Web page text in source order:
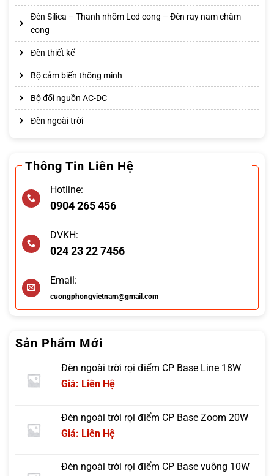
Đèn Silica – Thanh nhôm Led cong – Đèn ray nam châm
cong
Đèn thiết kế
Bộ cảm biến thông minh
Bộ đổi nguồn AC-DC
Đèn ngoài trời
Thông Tin Liên Hệ
Hotline:
0904 265 456
DVKH:
024 23 22 7456
Email:
cuongphongvietnam@gmail.com
Sản Phẩm Mới
Đèn ngoài trời rọi điểm CP Base Line 18W
Giá: Liên Hệ
Đèn ngoài trời rọi điểm CP Base Zoom 20W
Giá: Liên Hệ
Đèn ngoài trời rọi điểm CP Base vuông 10W